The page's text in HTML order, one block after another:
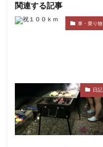
関連する記事
車・乗り物
日記